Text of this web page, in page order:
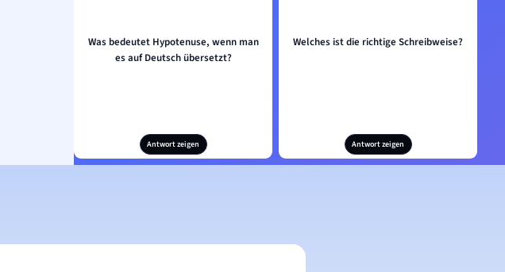
Was bedeutet Hypotenuse, wenn man
es auf Deutsch übersetzt?
Antwort zeigen
Welches ist die richtige Schreibweise?
Antwort zeigen